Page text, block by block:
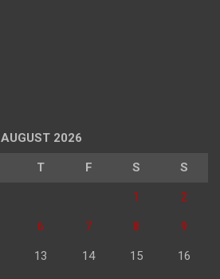
AUGUST 2026
T F S S
1 2
6 7 8 9
13 14 15 16